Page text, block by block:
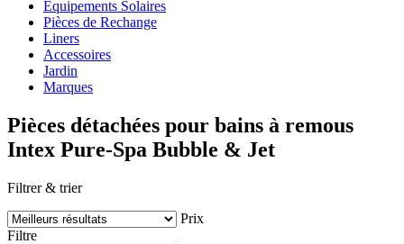
Équipements Solaires
Pièces de Rechange
Liners
Accessoires
Jardin
Marques
Pièces détachées pour bains à remous
Intex Pure-Spa Bubble & Jet
Filtrer & trier
Prix
Filtre